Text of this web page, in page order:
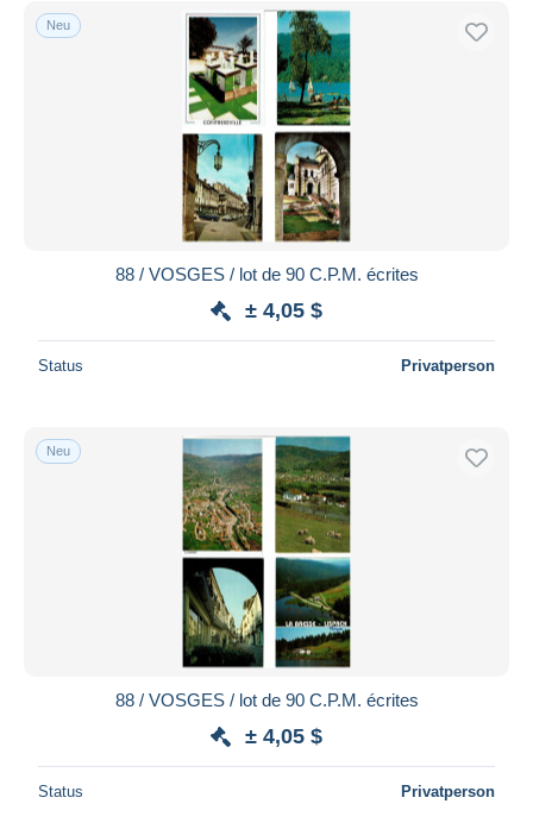
Neu
88 / VOSGES / lot de 90 C.P.M. écrites
± 4,05 $
Status Privatperson
Neu
88 / VOSGES / lot de 90 C.P.M. écrites
± 4,05 $
Status Privatperson